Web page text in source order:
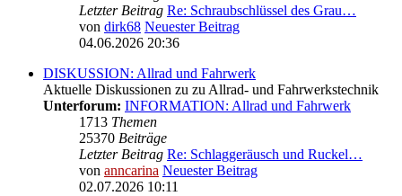
Letzter Beitrag Re: Schraubschlüssel des Grau…
von dirk68 Neuester Beitrag
04.06.2026 20:36
DISKUSSION: Allrad und Fahrwerk
Aktuelle Diskussionen zu zu Allrad- und Fahrwerkstechnik
Unterforum: INFORMATION: Allrad und Fahrwerk
1713 Themen
25370 Beiträge
Letzter Beitrag Re: Schlaggeräusch und Ruckel…
von anncarina Neuester Beitrag
02.07.2026 10:11